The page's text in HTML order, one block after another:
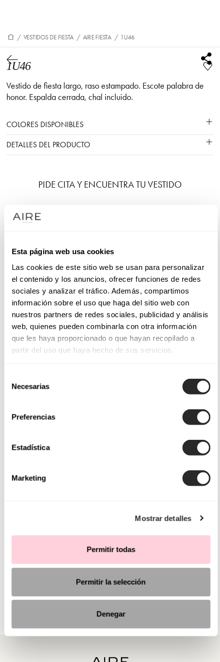
Esta página web usa cookies
Las cookies de este sitio web se usan para personalizar
el contenido y los anuncios, ofrecer funciones de redes
sociales y analizar el tráfico. Además, compartimos
información sobre el uso que haga del sitio web con
nuestros partners de redes sociales, publicidad y análisis
web, quienes pueden combinarla con otra información
que les haya proporcionado o que hayan recopilado a
partir del uso que haya hecho de sus servicios.
Necesarias
Preferencias
Estadística
Marketing
Mostrar detalles
Permitir todas
Permitir la selección
Denegar
/ VESTIDOS DE FIESTA / AIRE FIESTA / 1U46
1U46
Vestido de fiesta largo, raso estampado. Escote palabra de
honor. Espalda cerrada, chal incluido.
COLORES DISPONIBLES
DETALLES DEL PRODUCTO
PIDE CITA Y ENCUENTRA TU VESTIDO